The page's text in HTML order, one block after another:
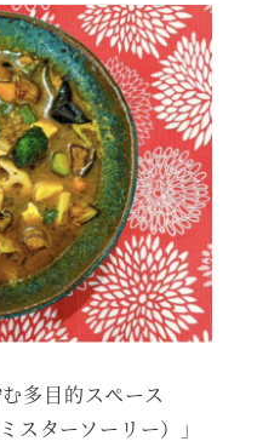
多目的スペース
ターソーリー）」